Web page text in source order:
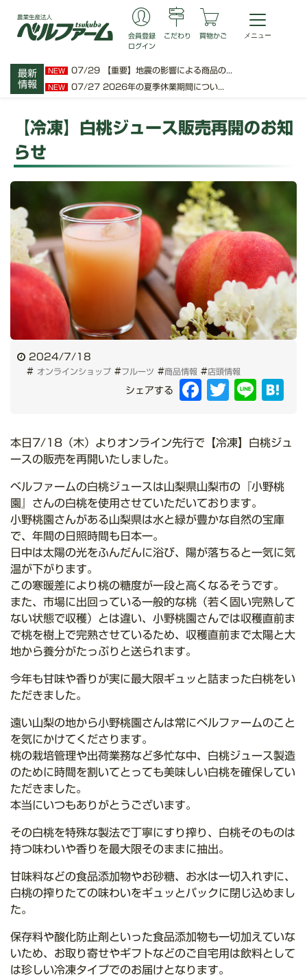
最新
情報
NEW 07/29 【重要】地震の影響による商品の...
NEW 07/27 2026年の夏季休業期間につい...
会員登録
ログイン
こだわり 買物かご
【冷凍】白桃ジュース販売再開のお知
らせ
2024/7/18
# オンラインショップ #フルーツ #商品情報 #店頭情報
シェアする Facebook
Twitter Line
本日7/18（木）よりオンライン先行で【冷凍】白桃ジュ
ースの販売を再開いたしました。
ベルファームの白桃ジュースは山梨県山梨市の『小野桃
園』さんの白桃を使用させていただいております。
小野桃園さんがある山梨県は水と緑が豊かな自然の宝庫
で、年間の日照時間も日本一。
日中は太陽の光をふんだんに浴び、陽が落ちると一気に気
温が下がります。
この寒暖差により桃の糖度が一段と高くなるそうです。
また、市場に出回っている一般的な桃（若く固い完熟して
ない状態で収穫）とは違い、小野桃園さんでは収穫直前ま
で桃を樹上で完熟させているため、収穫直前まで太陽と大
地から養分がたっぷりと送られます。
今年も甘味や香りが実に最大限ギュッと詰まった白桃をい
ただきました。
遠い山梨の地から小野桃園さんは常にベルファームのこと
を気にかけてくださります。
桃の栽培管理や出荷業務など多忙な中、白桃ジュース製造
のために時間を割いてとっても美味しい白桃を確保してい
ただきました。
本当にいつもありがとうございます。
その白桃を特殊な製法で丁寧にすり搾り、白桃そのものは
持つ味わいや香りを最大限そのままに抽出。
甘味料などの食品添加物やお砂糖、お水は一切入れずに、
白桃の搾りたての味わいをギュッとパックに閉じ込めまし
た。
保存料や酸化防止剤といった食品添加物も一切加えていな
いため、お取り寄せやギフトなどのご自宅用は飲料として
は珍しい冷凍タイプでのお届けとなります。